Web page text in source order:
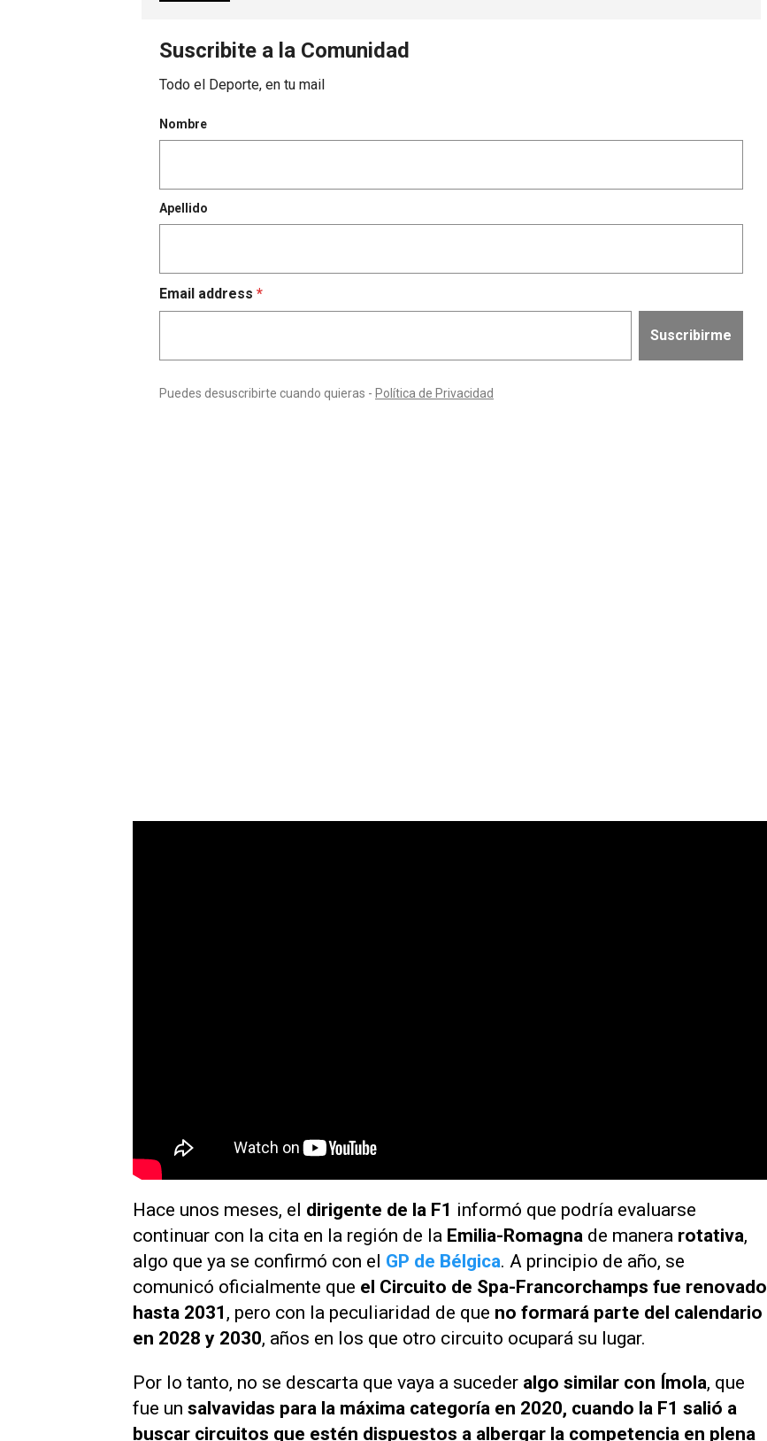
Hace unos meses, el dirigente de la F1 informó que podría evaluarse
continuar con la cita en la región de la Emilia-Romagna de manera rotativa,
algo que ya se confirmó con el GP de Bélgica. A principio de año, se
comunicó oficialmente que el Circuito de Spa-Francorchamps fue renovado
hasta 2031 , pero con la peculiaridad de que no formará parte del calendario
en 2028 y 2030, años en los que otro circuito ocupará su lugar.
Por lo tanto, no se descarta que vaya a suceder algo similar con Ímola, que
fue un salvavidas para la máxima categoría en 2020, cuando la F1 salió a
buscar circuitos que estén dispuestos a albergar la competencia en plena